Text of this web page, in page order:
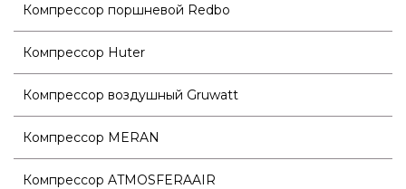
Компрессор поршневой Redbo
Компрессор Huter
Компрессор воздушный Gruwatt
Компрессор MERAN
Компрессор ATMOSFERAAIR